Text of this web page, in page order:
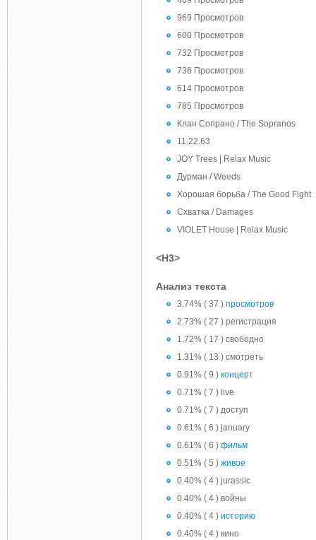
969 Просмотров
600 Просмотров
732 Просмотров
736 Просмотров
614 Просмотров
785 Просмотров
Клан Сопрано / The Sopranos
11.22.63
JOY Trees | Relax Music
Дурман / Weeds
Хорошая борьба / The Good Fight
Схватка / Damages
VIOLET House | Relax Music
<H3>
Анализ текста
3.74% ( 37 ) просмотров
2.73% ( 27 ) регистрация
1.72% ( 17 ) свободно
1.31% ( 13 ) смотреть
0.91% ( 9 ) концерт
0.71% ( 7 ) live
0.71% ( 7 ) доступ
0.61% ( 6 ) january
0.61% ( 6 ) фильм
0.51% ( 5 ) живое
0.40% ( 4 ) jurassic
0.40% ( 4 ) войны
0.40% ( 4 ) историю
0.40% ( 4 ) кино